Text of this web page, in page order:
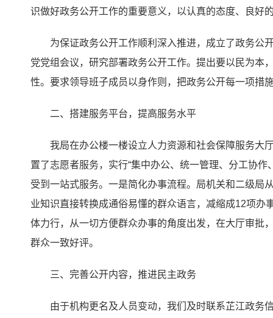
识做好政务公开工作的重要意义，以认真的态度、良好
为保证政务公开工作顺利深入推进，成立了政务公
党党组会议，研究部署政务公开工作。提出要以民为本
性。要求领导班子成员以身作则，把政务公开每一项措
二、搭建服务平台，提高服务水平
我局在办公楼一楼设立人力资源和社会保障服务大
置了志愿者服务，实行“集中办公、统一管理、分工协
受到一站式服务。一是简化办事流程。局机关和二级局
业知识直接转换成通俗易懂的群众语言，减缩成12项
体力行，从一切方便群众办事的角度出发，在大厅审批
群众一致好评。
三、完善公开内容，推进民主政务
由于机构更名及人员变动，我们及时联系芷江政务